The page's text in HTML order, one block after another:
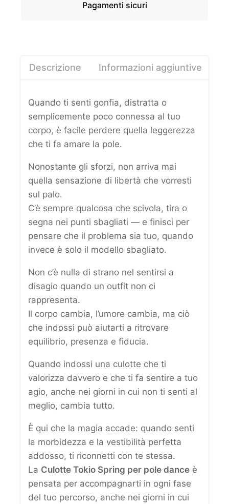
Pagamenti sicuri
Descrizione Informazioni aggiuntive
Quando ti senti gonfia, distratta o
semplicemente poco connessa al tuo
corpo, è facile perdere quella leggerezza
che ti fa amare la pole.
Nonostante gli sforzi, non arriva mai
quella sensazione di libertà che vorresti
sul palo.
C’è sempre qualcosa che scivola, tira o
segna nei punti sbagliati — e finisci per
pensare che il problema sia tuo, quando
invece è solo il modello sbagliato.
Non c’è nulla di strano nel sentirsi a
disagio quando un outfit non ci
rappresenta.
Il corpo cambia, l’umore cambia, ma ciò
che indossi può aiutarti a ritrovare
equilibrio, presenza e fiducia.
Quando indossi una culotte che ti
valorizza davvero e che ti fa sentire a tuo
agio, anche nei giorni in cui non ti senti al
meglio, cambia tutto.
È qui che la magia accade: quando senti
la morbidezza e la vestibilità perfetta
addosso, ti riconnetti con te stessa.
La Culotte Tokio Spring per pole dance è
pensata per accompagnarti in ogni fase
del tuo percorso, anche nei giorni in cui